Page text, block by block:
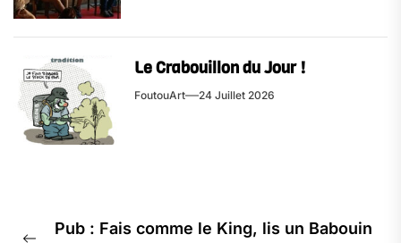
Le Crabouillon du Jour !
FoutouArt 24 Juillet 2026
Pub : Fais comme le King, lis un Babouin